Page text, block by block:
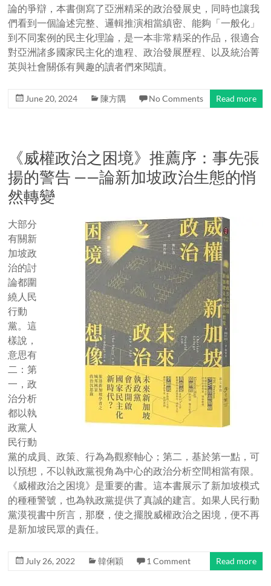
論的爭辯，本書側寫了亞洲精采的政治發展史，同時也讓我
們看到一個論述完整、邏輯推演相當縝密、能夠「一般化」
到不同案例的民主化理論，是一本非常精采的作品，很適合
對亞洲諸多國家民主化的進程、政治發展歷程、以及統治菁
英與社會關係有興趣的讀者們來閱讀。
June 20, 2024 陳方隅 No Comments Read more
《威權政治之困境》推薦序：事先張
揚的警告 ——論新加坡政治生態的悄
然轉變
大部分
有關新
加坡政
治的討
論都圍
繞人民
行動
黨。這
樣說，
意思有
二：第
一，政
治分析
都以執
政黨人
民行動
黨的成員、政策、行為為觀察軸心；第二，基於第一點，可
以預想，不以執政黨視角為中心的政治分析空間相當有限。
《威權政治之困境》是重要的書。這本書展示了新加坡模式
的種種警號，也為執政黨提供了真誠的建言。如果人民行動
黨漠視書中所言，那麼，使之擺脫威權政治之困境，便不再
是新加坡民眾的責任。
July 26, 2022 韓俐穎 1 Comment Read more